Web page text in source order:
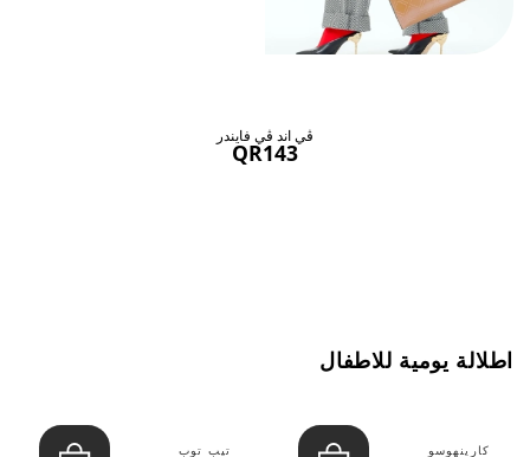
ڤي اند ڤي فايندر
QR143
اطلالة يومية للاطفال
كارينهوسو تيب توب